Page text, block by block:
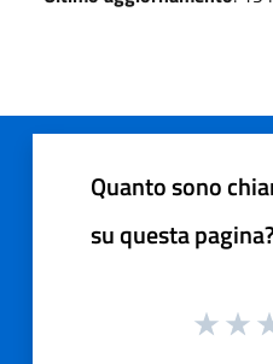
Quanto sono
su questa